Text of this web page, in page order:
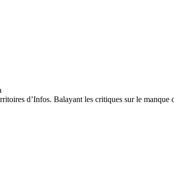
d’Infos. Balayant les critiques sur le